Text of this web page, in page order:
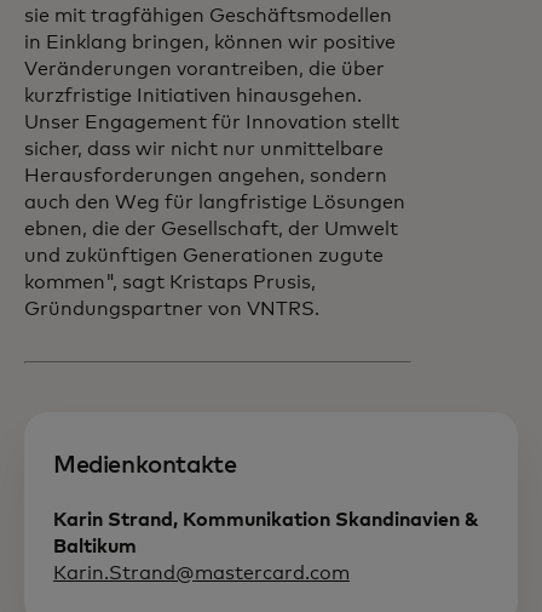
sie mit tragfähigen Geschäftsmodellen
in Einklang bringen, können wir positive
Veränderungen vorantreiben, die über
kurzfristige Initiativen hinausgehen.
Unser Engagement für Innovation stellt
sicher, dass wir nicht nur unmittelbare
Herausforderungen angehen, sondern
auch den Weg für langfristige Lösungen
ebnen, die der Gesellschaft, der Umwelt
und zukünftigen Generationen zugute
kommen", sagt Kristaps Prusis,
Gründungspartner von VNTRS.
Medienkontakte
Karin Strand, Kommunikation Skandinavien &
Baltikum
Karin.Strand@mastercard.com